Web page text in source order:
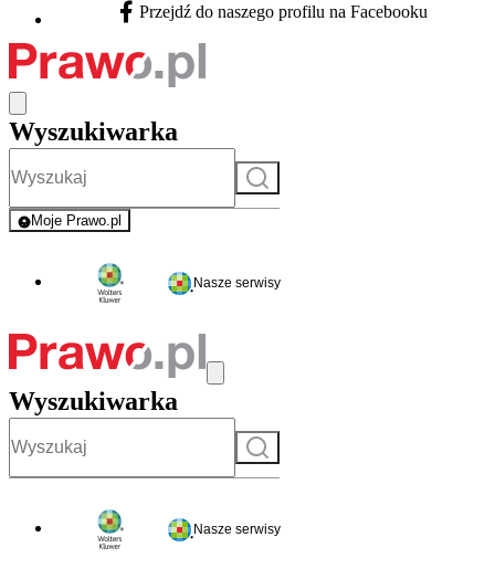
Facebook - otwiera się w nowej karcie
Przejdź do naszego profilu na Facebooku
Wyszukiwarka
Szukaj
Moje Prawo.pl
- rejestracja i logowanie do serwisu
Nasze serwisy
Wyszukiwarka
Szukaj
Nasze serwisy